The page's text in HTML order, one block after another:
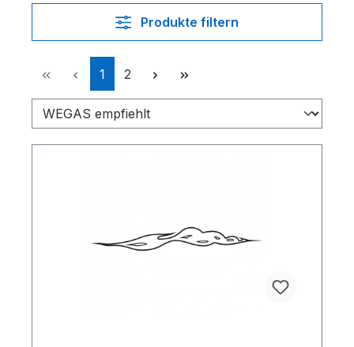
Produkte filtern
Seite
1 Seite
2